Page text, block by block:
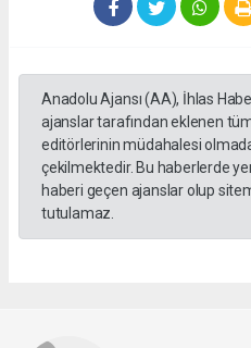
Anadolu Ajansı (AA), İhlas
ajanslar tarafından eklenen
editörlerinin müdahalesi
çekilmektedir. Bu haberlerde
haberi geçen ajanslar olup
tutulamaz.